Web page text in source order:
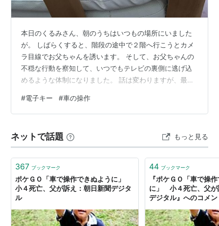
本日のくるみさん、朝のうちはいつもの場所にいました
が。 しばらくすると、階段の途中で２階へ行こうとカメ
ラ目線でお父ちゃんを誘います。 そして、お父ちゃんの
不穏な行動を察知して、いつでもテレビの裏側に逃げ込
めるような体制になりました。 話は変わりますが、最近
が、スマホで車の操作や情報を知ることができる事で
す。 普段持って歩く車両キーの代わりになるものです
ーは無効となりスペアキー共々使えなくなります。（切
換は何時でもできます） 出先でスマホの電池が切れた
り、アプリが使えなくなったりするとお手上げで…
#電子キー #車の操作
ネットで話題 もっと見る
367 ブックマーク
ポケＧＯ「車で操作できぬように」
小４死亡、父が訴え：朝日新聞デジタ
ル
44 ブックマーク
『ポケＧＯ「車で操
に」 小４死亡、父が
デジタル』へのコメ